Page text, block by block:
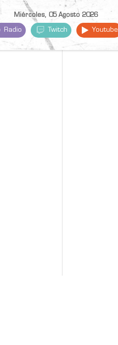
Miércoles, 05 Agosto 2026
Radio Twitch Youtube